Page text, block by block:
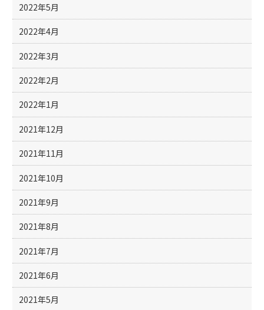
2022年5月
2022年4月
2022年3月
2022年2月
2022年1月
2021年12月
2021年11月
2021年10月
2021年9月
2021年8月
2021年7月
2021年6月
2021年5月